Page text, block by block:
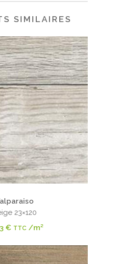
SIMILAIRES
23×120
€ TTC /m²